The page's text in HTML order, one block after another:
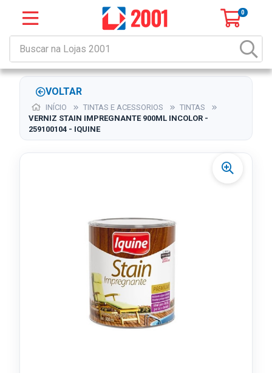
0
VOLTAR
INÍCIO TINTAS E ACESSORIOS
TINTAS
VERNIZ STAIN IMPREGNANTE 900ML INCOLOR -
259100104 - IQUINE